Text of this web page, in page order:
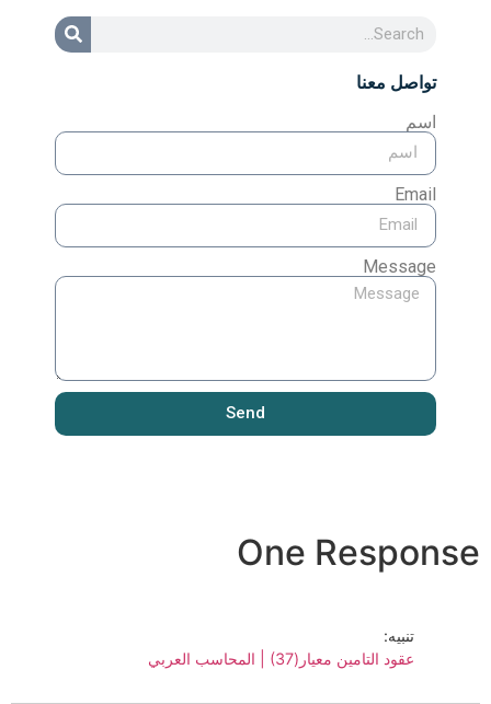
تواصل معنا
اسم
Email
Message
Send
One Response
تنبيه:
عقود التامين معيار(37) | المحاسب العربي